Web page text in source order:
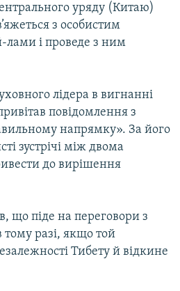
уряду (Китаю)
з особистим
лами і проведе з ним
лідера в вигнанні
повідомлення з
напрямку». За його
зустрічі між двома
до вирішення
що піде на переговори з
разі, якщо той
Тибету й відкине